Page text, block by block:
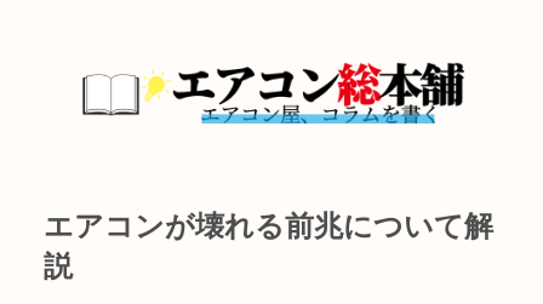
エアコンが壊れる前兆について解
説